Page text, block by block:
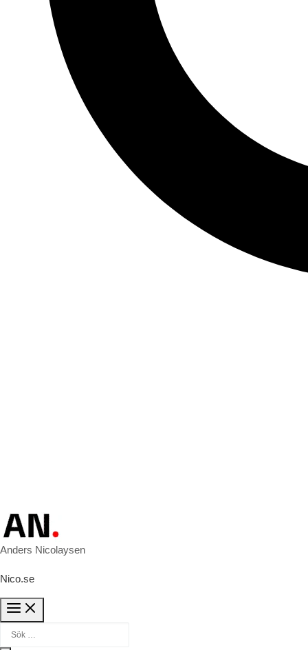
Anders Nicolaysen
Nico.se